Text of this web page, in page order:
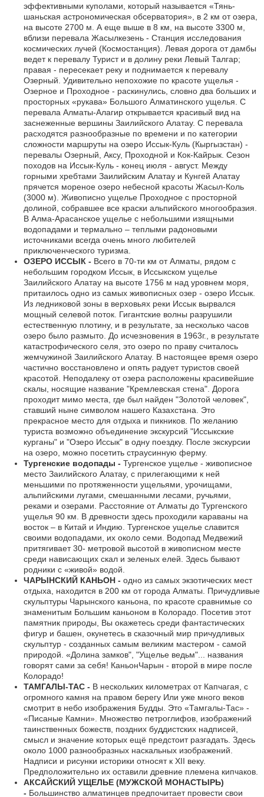
эффективными куполами, который называется «Тянь-
шаньская астрономическая обсерватория», в 2 км от озера,
на высоте 2700 м. А еще выше в 8 км, на высоте 3300 м,
вблизи перевала Жасылкезень - Станция исследования
космических лучей (Космостанция). Левая дорога от дамбы
ведет к перевалу Турист и в долину реки Левый Талгар;
правая - пересекает реку и поднимается к перевалу
Озерный. Удивительно непохожие по красоте ущелья -
Озерное и Проходное - раскинулись, словно два больших и
просторных «рукава» Большого Алматинского ущелья. С
перевала Алматы-Алагир открывается красивый вид на
заснеженные вершины Заилийского Алатау. С перевала
расходятся разнообразные по времени и по категории
сложности маршруты на озеро Иссык-Куль (Кыргызстан) -
перевалы Озерный, Аксу, Проходной и Кок-Кайрык. Сезон
походов на Иссык-Куль - конец июля - август. Между
горными хребтами Заилийским Алатау и Кунгей Алатау
прячется мореное озеро небесной красоты Жасыл-Коль
(3000 м). Живописно ущелье Проходное с просторной
долиной, собравшее все краски альпийского многообразия.
В Алма-Арасанское ущелье с небольшими изящными
водопадами и термально – теплыми радоновыми
источниками всегда очень много любителей
приключенческого туризма.
ОЗЕРО ИССЫК - Всего в 70-ти км от Алматы, рядом с
небольшим городком Иссык, в Иссыкском ущелье
Заилийского Алатау на высоте 1756 м над уровнем моря,
притаилось одно из самых живописных озер - озеро Иссык.
Из ледниковой зоны в верховьях реки Иссык вырвался
мощный селевой поток. Гигантские волны разрушили
естественную плотину, и в результате, за несколько часов
озеро было размыто. До исчезновения в 1963г., в результате
катастрофического селя, это озеро по праву считалось
жемчужиной Заилийского Алатау. В настоящее время озеро
частично восстановлено и опять радует туристов своей
красотой. Неподалеку от озера расположены красивейшие
скалы, носящие название "Кремлевская стена". Дорога
проходит мимо места, где был найден "Золотой человек",
ставший ныне символом нашего Казахстана. Это
прекрасное место для отдыха и пикников. По желанию
туриста возможно объединение экскурсий "Иссыкские
курганы" и "Озеро Иссык" в одну поездку. После экскурсии
на озеро, можно посетить страусинную ферму.
Тургенские водопады - Тургенское ущелье - живописное
место Заилийского Алатау, с прилегающими к ней
меньшими по протяженности ущельями, урочищами,
альпийскими лугами, смешанными лесами, ручьями,
реками и озерами. Расстояние от Алматы до Тургенского
ущелья 90 км. В древности здесь проходили караваны на
восток – в Китай и Индию. Тургенское ущелье славится
своими водопадами, их около семи. Водопад Медвежий
притягивает 30- метровой высотой в живописном месте
среди нависающих скал и зеленых елей. Здесь бывают
родники с «живой» водой.
ЧАРЫНСКИЙ КАНЬОН - одно из самых экзотических мест
отдыха, находится в 200 км от города Алматы. Причудливые
скульптуры Чарынского каньона, по красоте сравнимые со
знаменитым Большим каньоном в Колорадо. Посетив этот
памятник природы, Вы окажетесь среди фантастических
фигур и башен, окунетесь в сказочный мир причудливых
скульптур - созданных самым великим мастером - самой
природой. «Долина замков", "Ущелье ведьм"... названия
говорят сами за себя! КаньонЧарын - второй в мире после
Колорадо!
ТАМГАЛЫ-ТАС - В нескольких километрах от Капчагая, с
огромного камня на правом берегу Или уже много веков
смотрит в небо изображения Будды. Это «Тамгалы-Тас» -
«Писаные Камни». Множество петроглифов, изображений
таинственных божеств, поздних буддистских надписей,
смысл и значение которых ещё предстоит разгадать. Здесь
около 1000 разнообразных наскальных изображений.
Надписи и рисунки историки относят к XII веку.
Предположительно их оставили древние племена кипчаков.
АКСАЙСКИЙ УЩЕЛЬЕ (МУЖСКОЙ МОНАСТЫРЬ)
- Большинство алматинцев предпочитает провести свои